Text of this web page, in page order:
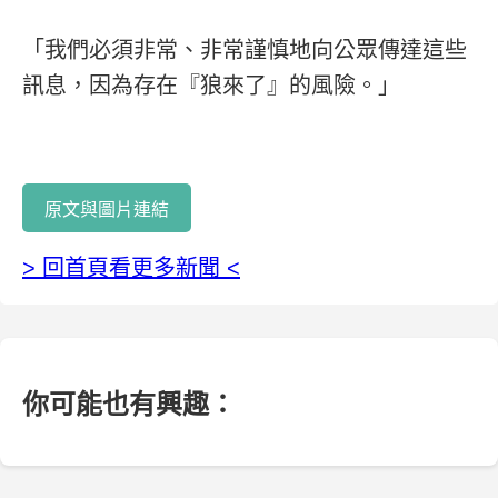
「我們必須非常、非常謹慎地向公眾傳達這些
訊息，因為存在『狼來了』的風險。」
原文與圖片連結
> 回首頁看更多新聞 <
你可能也有興趣：